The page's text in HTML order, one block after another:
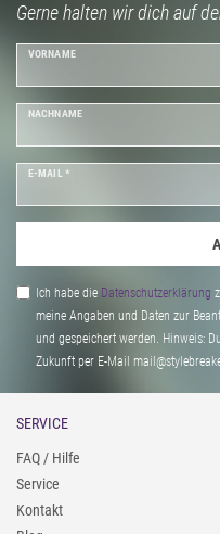
hinten. Die luftig-leichten Westen
ganz unkompliziert mit
Gerne halten wir dich auf
VORNAME
NACHNAME
E-MAIL *
Ich habe die Daten­schutz­erklärung
meine Angaben und Daten zur
und gespeichert werden. Hinweis:
Zukunft per E-Mail
SERVICE
FAQ / Hilfe
Service
Kontakt